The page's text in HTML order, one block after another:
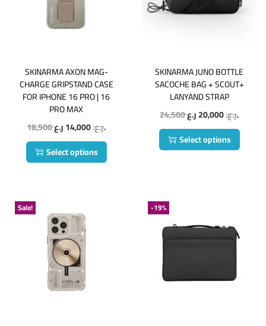
SKINARMA AXON MAG-
CHARGE GRIPSTAND CASE
FOR IPHONE 16 PRO | 16
PRO MAX
18,500
ر.ع.14,000
ر.ع.
Select options
SKINARMA JUNO BOTTLE
SACOCHE BAG + SCOUT+
LANYAND STRAP
24,500
ر.ع.20,000
ر.ع.
Select options
Sale! -19%